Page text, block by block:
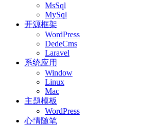
MsSql
MySql
开源框架
WordPress
DedeCms
Laravel
系统应用
Window
Linux
Mac
主题模板
WordPress
心情随笔